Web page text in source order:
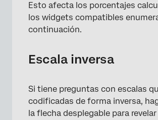
Esto afecta los porcentajes
los widgets compatibles
continuación.
Escala inversa
Si tiene preguntas con escalas
codificadas de forma inversa,
la flecha desplegable para